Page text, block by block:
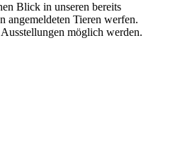
Blick in unseren bereits
angemeldeten Tieren werfen.
möglich werden.